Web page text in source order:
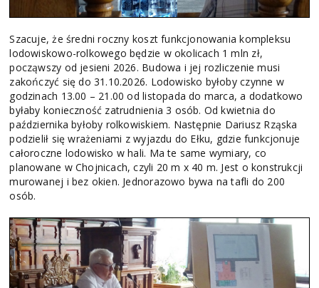
Szacuje, że średni roczny koszt funkcjonowania kompleksu
lodowiskowo-rolkowego będzie w okolicach 1 mln zł,
począwszy od jesieni 2026. Budowa i jej rozliczenie musi
zakończyć się do 31.10.2026. Lodowisko byłoby czynne w
godzinach 13.00 – 21.00 od listopada do marca, a dodatkowo
byłaby konieczność zatrudnienia 3 osób. Od kwietnia do
października byłoby rolkowiskiem. Następnie Dariusz Rząska
podzielił się wrażeniami z wyjazdu do Ełku, gdzie funkcjonuje
całoroczne lodowisko w hali. Ma te same wymiary, co
planowane w Chojnicach, czyli 20 m x 40 m. Jest o konstrukcji
murowanej i bez okien. Jednorazowo bywa na tafli do 200
osób.